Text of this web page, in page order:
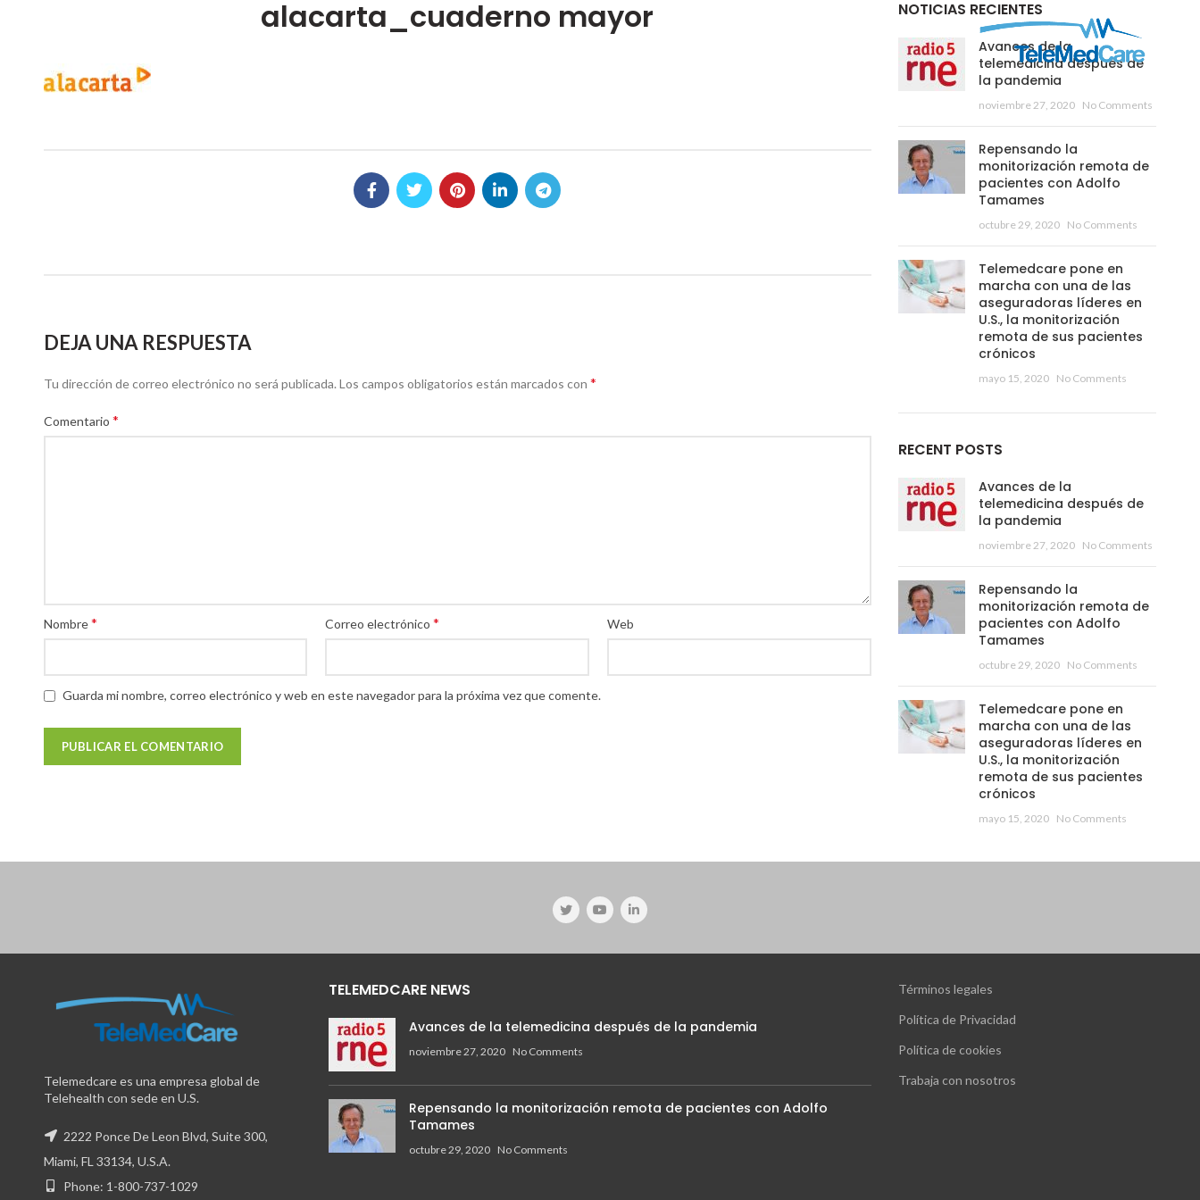
alacarta_cuaderno mayor
DEJA UNA RESPUESTA
Tu dirección de correo electrónico no será publicada. Los campos obligatorios están marcados con *
Comentario *
Nombre* Correo electrónico* Web
Guarda mi nombre, correo electrónico y web en este navegador para la próxima vez que comente.
NOTICIAS RECIENTES
Avances de la
telemedicina después de
la pandemia
noviembre 27, 2020 No Comments
Repensando la
monitorización remota de
pacientes con Adolfo
Tamames
octubre 29, 2020 No Comments
Telemedcare pone en
marcha con una de las
aseguradoras líderes en
U.S., la monitorización
remota de sus pacientes
crónicos
mayo 15, 2020 No Comments
RECENT POSTS
Avances de la
telemedicina después de
la pandemia
noviembre 27, 2020 No Comments
Repensando la
monitorización remota de
pacientes con Adolfo
Tamames
octubre 29, 2020 No Comments
Telemedcare pone en
marcha con una de las
aseguradoras líderes en
U.S., la monitorización
remota de sus pacientes
crónicos
mayo 15, 2020 No Comments
Telemedcare es una empresa global de
Telehealth con sede en U.S.
2222 Ponce De Leon Blvd, Suite 300,
Miami, FL 33134, U.S.A.
Phone: 1-800-737-1029
TELEMEDCARE NEWS
Avances de la telemedicina después de la pandemia
noviembre 27, 2020 No Comments
Repensando la monitorización remota de pacientes con Adolfo
Tamames
octubre 29, 2020 No Comments
Términos legales
Política de Privacidad
Política de cookies
Trabaja con nosotros